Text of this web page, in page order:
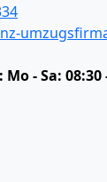
Mo - Sa: